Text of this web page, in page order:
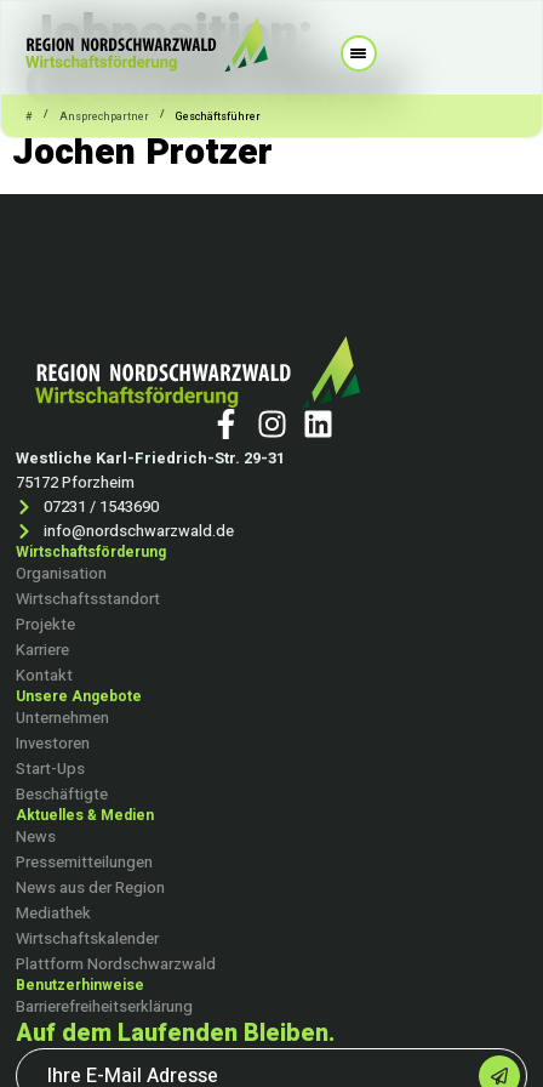
# / Ansprechpartner / Geschäftsführer
Jobposition:
Geschäftsführer
Jochen Protzer
Westliche Karl-Friedrich-Str. 29-31
75172 Pforzheim
07231 / 1543690
info@nordschwarzwald.de
Wirtschaftsförderung
Organisation
Wirtschaftsstandort
Projekte
Karriere
Kontakt
Unsere Angebote
Unternehmen
Investoren
Start-Ups
Beschäftigte
Aktuelles & Medien
News
Pressemitteilungen
News aus der Region
Mediathek
Wirtschaftskalender
Plattform Nordschwarzwald
Benutzerhinweise
Barrierefreiheitserklärung
Auf dem Laufenden Bleiben.